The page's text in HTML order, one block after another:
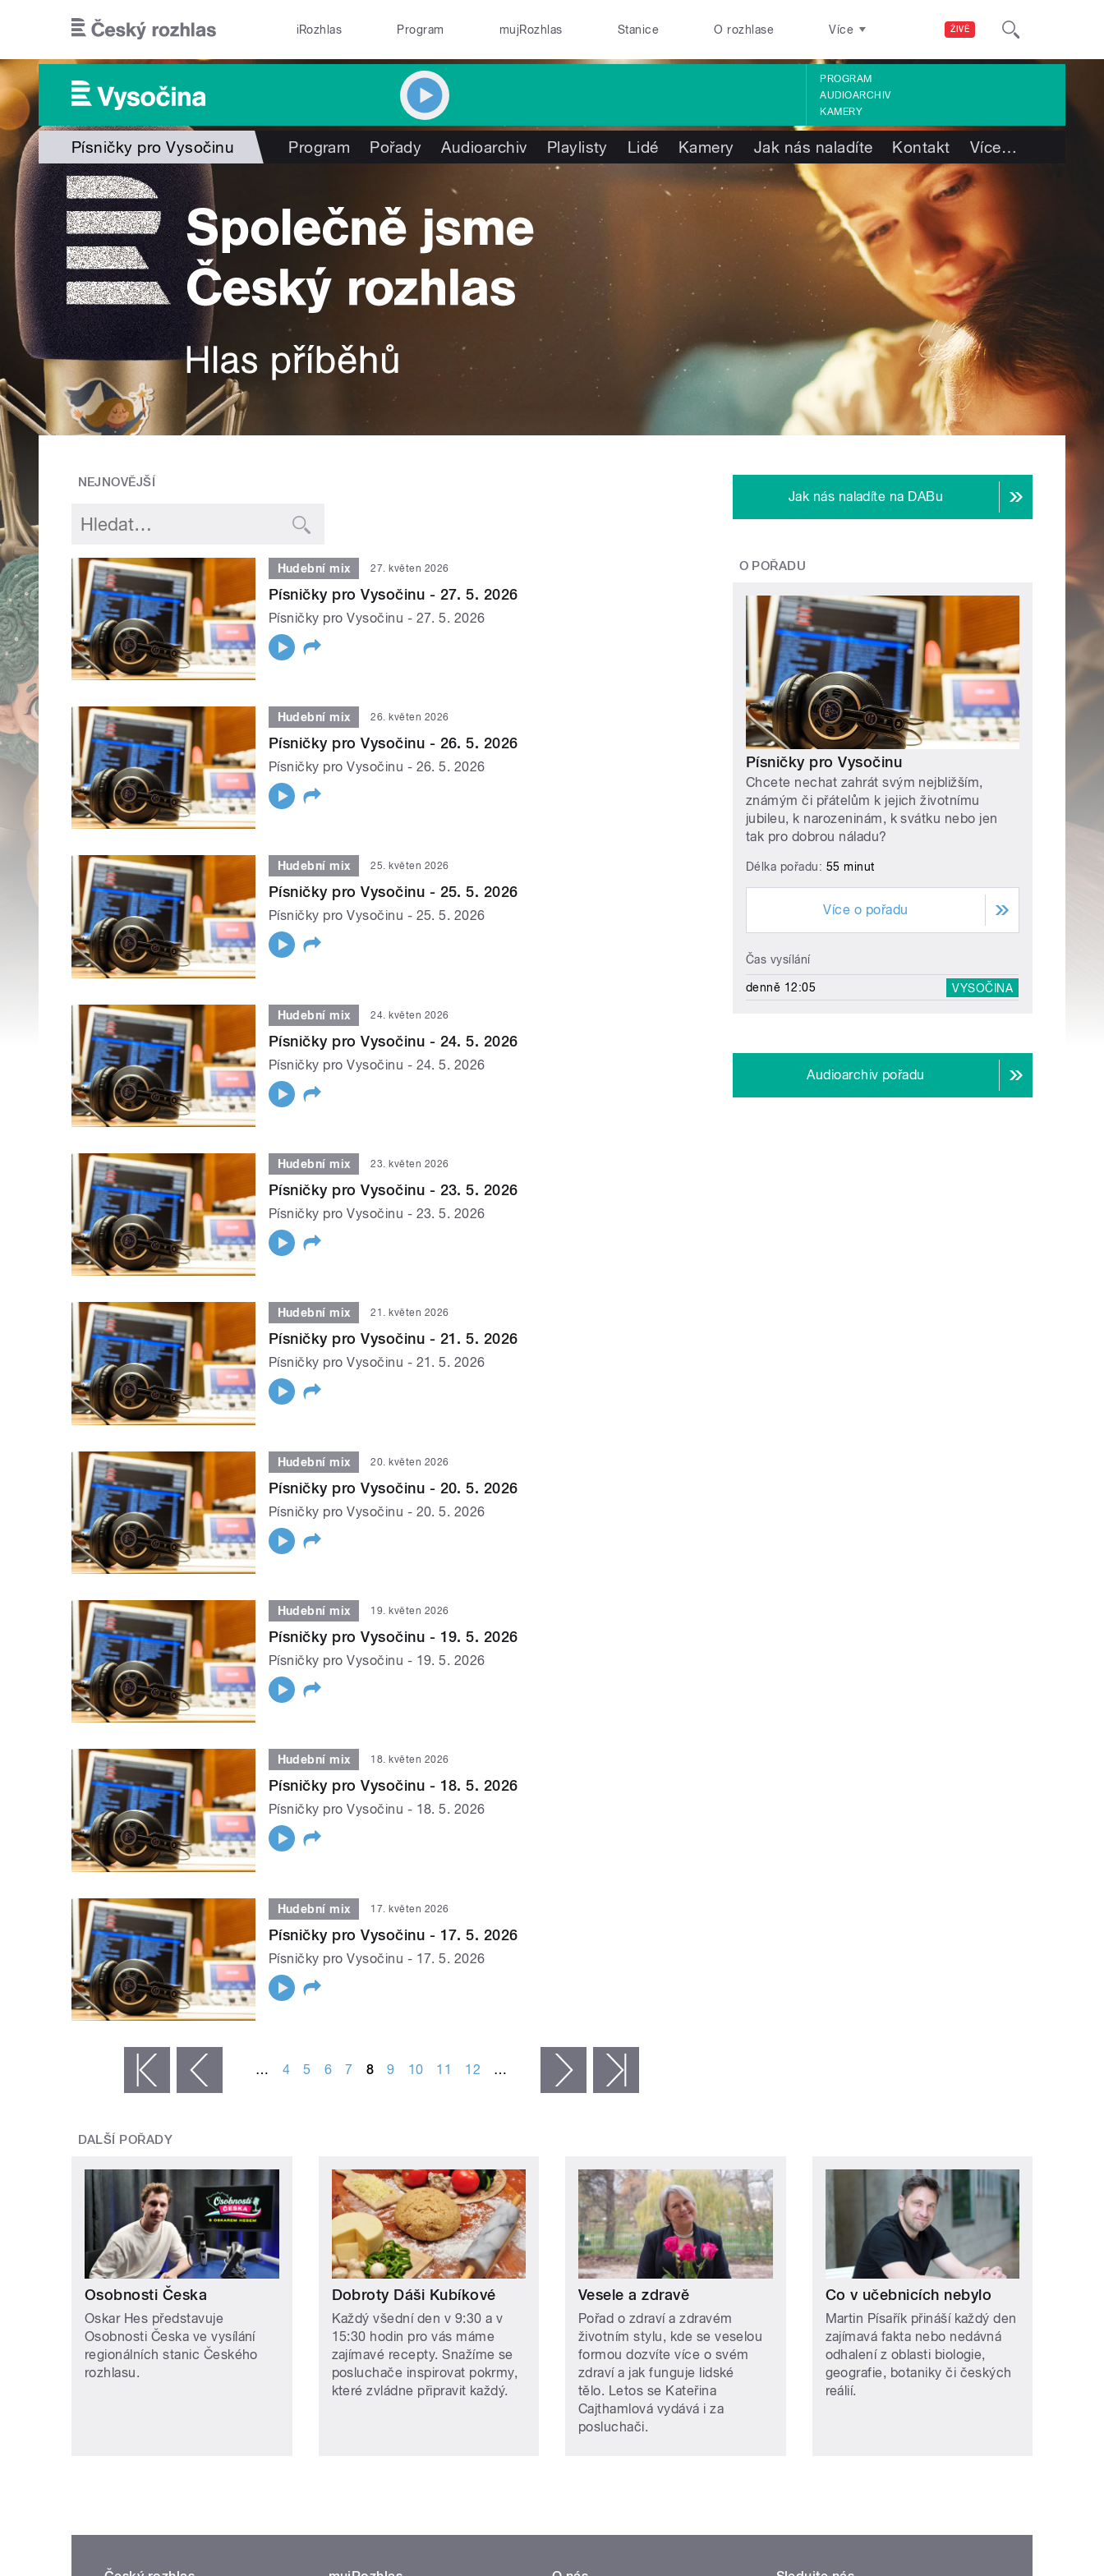
ŽIVĚ
iRozhlas Program mujRozhlas Stanice O rozhlase Více
PROGRAM
AUDIOARCHIV
KAMERY
Písničky pro Vysočinu Program Pořady Audioarchiv Playlisty Lidé Kamery Jak nás naladíte Kontakt Více…
NEJNOVĚJŠÍ
Hudební mix 27. květen 2026
Písničky pro Vysočinu - 27. 5. 2026
Písničky pro Vysočinu - 27. 5. 2026
Hudební mix 26. květen 2026
Písničky pro Vysočinu - 26. 5. 2026
Písničky pro Vysočinu - 26. 5. 2026
Hudební mix 25. květen 2026
Písničky pro Vysočinu - 25. 5. 2026
Písničky pro Vysočinu - 25. 5. 2026
Hudební mix 24. květen 2026
Písničky pro Vysočinu - 24. 5. 2026
Písničky pro Vysočinu - 24. 5. 2026
Hudební mix 23. květen 2026
Písničky pro Vysočinu - 23. 5. 2026
Písničky pro Vysočinu - 23. 5. 2026
Hudební mix 21. květen 2026
Písničky pro Vysočinu - 21. 5. 2026
Písničky pro Vysočinu - 21. 5. 2026
Hudební mix 20. květen 2026
Písničky pro Vysočinu - 20. 5. 2026
Písničky pro Vysočinu - 20. 5. 2026
Hudební mix 19. květen 2026
Písničky pro Vysočinu - 19. 5. 2026
Písničky pro Vysočinu - 19. 5. 2026
Hudební mix 18. květen 2026
Písničky pro Vysočinu - 18. 5. 2026
Písničky pro Vysočinu - 18. 5. 2026
Hudební mix 17. květen 2026
Písničky pro Vysočinu - 17. 5. 2026
Písničky pro Vysočinu - 17. 5. 2026
‹ předchozí … 4 5 6 7 8 9 10 11 12 … následující ›
Jak nás naladíte na DABu
O POŘADU
Písničky pro Vysočinu
Chcete nechat zahrát svým nejbližším,
známým či přátelům k jejich životnímu
jubileu, k narozeninám, k svátku nebo jen
tak pro dobrou náladu?
Délka pořadu: 55 minut
Více o pořadu
Čas vysílání
denně 12:05 VYSOČINA
Audioarchiv pořadu
DALŠÍ POŘADY
Osobnosti Česka
Oskar Hes představuje
Osobnosti Česka ve vysílání
regionálních stanic Českého
rozhlasu.
Dobroty Dáši Kubíkové
Každý všední den v 9:30 a v
15:30 hodin pro vás máme
zajímavé recepty. Snažíme se
posluchače inspirovat pokrmy,
které zvládne připravit každý.
Vesele a zdravě
Pořad o zdraví a zdravém
životním stylu, kde se veselou
formou dozvíte více o svém
zdraví a jak funguje lidské
tělo. Letos se Kateřina
Cajthamlová vydává i za
posluchači.
Co v učebnicích nebylo
Martin Písařík přináší každý den
zajímavá fakta nebo nedávná
odhalení z oblasti biologie,
geografie, botaniky či českých
reálií.